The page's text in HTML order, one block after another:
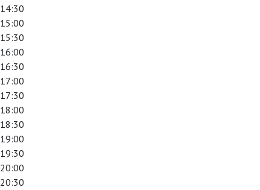
14:30
15:00
15:30
16:00
16:30
17:00
17:30
18:00
18:30
19:00
19:30
20:00
20:30